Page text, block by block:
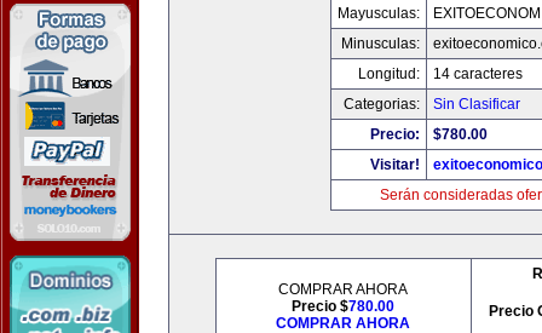
Mayusculas:
Minusculas:
Longitud:
14 caracteres
Categorias:
Sin Clasificar
Precio:
$780.00
Visitar!
Serán consideradas
COMPRAR AHORA
Precio $780.00
COMPRAR AHORA
Precio